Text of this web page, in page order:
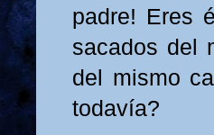
padre! Eres
sacados del
del mismo
todavía?